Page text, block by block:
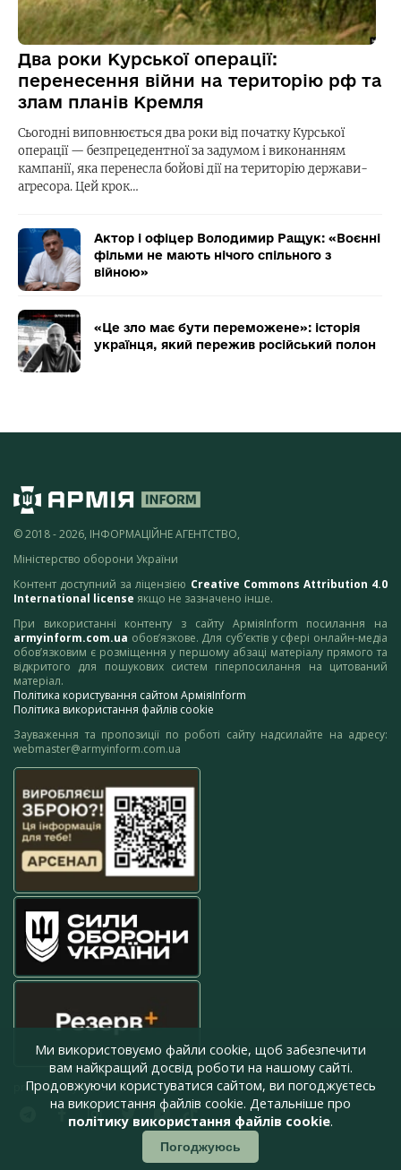
Два роки Курської операції:
перенесення війни на територію рф та
злам планів Кремля
Сьогодні виповнюється два роки від початку Курської
операції — безпрецедентної за задумом і виконанням
кампанії, яка перенесла бойові дії на територію держави-
агресора. Цей крок…
Актор і офіцер Володимир Ращук: «Воєнні
фільми не мають нічого спільного з
війною»
«Це зло має бути переможене»: історія
українця, який пережив російський полон
© 2018 - 2026, ІНФОРМАЦІЙНЕ АГЕНТСТВО,
Міністерство оборони України
Контент доступний за ліцензією Creative Commons Attribution 4.0
International license якщо не зазначено інше.
При використанні контенту з сайту АрміяInform посилання на
armyinform.com.ua обов’язкове. Для суб’єктів у сфері онлайн-медіа
обов’язковим є розміщення у першому абзаці матеріалу прямого та
відкритого для пошукових систем гіперпосилання на цитований
матеріал.
Політика користування сайтом АрміяInform
Політика використання файлів cookie
Зауваження та пропозиції по роботі сайту надсилайте на адресу:
webmaster@armyinform.com.ua
press@armyinform.com.ua
Ми використовуємо файли cookie, щоб забезпечити
вам найкращий досвід роботи на нашому сайті.
Продовжуючи користуватися сайтом, ви погоджуєтесь
на використання файлів cookie. Детальніше про
політику використання файлів cookie.
Погоджуюсь